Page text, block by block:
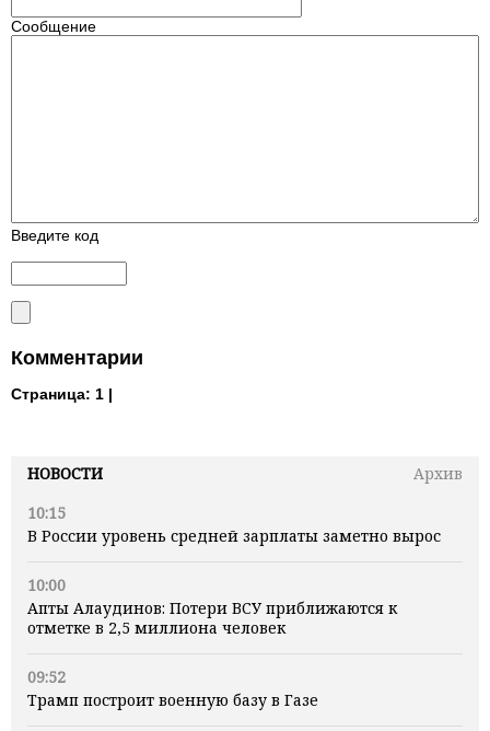
НОВОСТИ
Архив
10:15
В России уровень средней зарплаты заметно вырос
10:00
Апты Алаудинов: Потери ВСУ приближаются к
отметке в 2,5 миллиона человек
09:52
Трамп построит военную базу в Газе
Сообщение
Введите код
Комментарии
Страница: 1 |